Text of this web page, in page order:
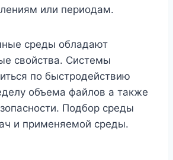
или периодам.
среды обладают
свойства. Системы
по быстродействию
объема файлов а также
Подбор среды
и применяемой среды.